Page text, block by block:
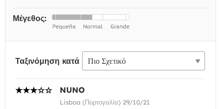
Μέγεθος:
Ταξινόμηση κατά
NUNO
Lisboa (Πορτογαλία) 29/10/21